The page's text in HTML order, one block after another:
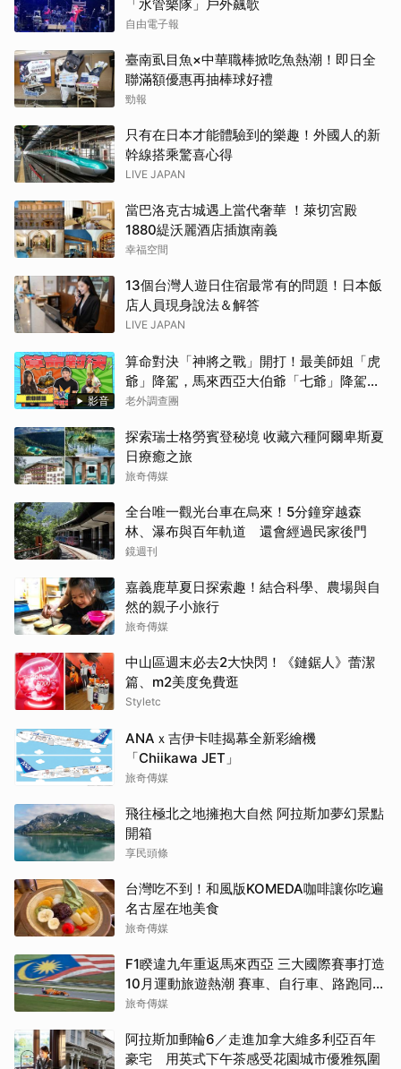
「水管樂隊」戶外飆歌
自由電子報
臺南虱目魚×中華職棒掀吃魚熱潮！即日全
聯滿額優惠再抽棒球好禮
勁報
只有在日本才能體驗到的樂趣！外國人的新
幹線搭乘驚喜心得
LIVE JAPAN
當巴洛克古城遇上當代奢華 ！萊切宮殿
1880緹沃麗酒店插旗南義
幸福空間
13個台灣人遊日住宿最常有的問題！日本飯
店人員現身說法＆解答
LIVE JAPAN
影音
算命對決「神將之戰」開打！最美師姐「虎
爺」降駕，馬來西亞大伯爺「七爺」降駕。
當虎爺對上七爺，神明之間的較量究竟誰會
老外調查團
探索瑞士格勞賓登秘境 收藏六種阿爾卑斯夏
日療癒之旅
旅奇傳媒
全台唯一觀光台車在烏來！5分鐘穿越森
林、瀑布與百年軌道 還會經過民家後門
鏡週刊
嘉義鹿草夏日探索趣！結合科學、農場與自
然的親子小旅行
旅奇傳媒
中山區週末必去2大快閃！《鏈鋸人》蕾潔
篇、m2美度免費逛
Styletc
ANAｘ吉伊卡哇揭幕全新彩繪機
「Chiikawa JET」
旅奇傳媒
飛往極北之地擁抱大自然 阿拉斯加夢幻景點
開箱
享民頭條
台灣吃不到！和風版KOMEDA咖啡讓你吃遍
名古屋在地美食
旅奇傳媒
F1睽違九年重返馬來西亞 三大國際賽事打造
10月運動旅遊熱潮 賽車、自行車、路跑同週
登場
旅奇傳媒
阿拉斯加郵輪6／走進加拿大維多利亞百年
豪宅 用英式下午茶感受花園城市優雅氛圍